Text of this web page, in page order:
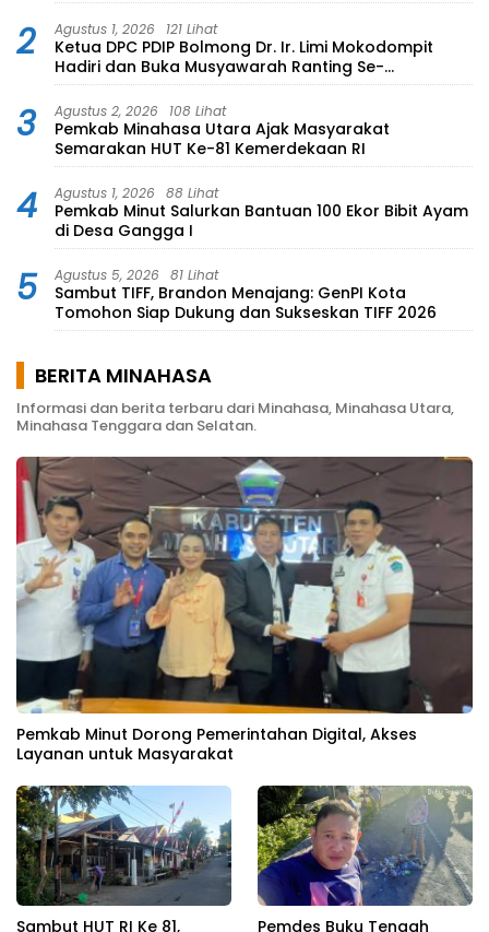
2 Agustus 1, 2026 121 Lihat
Ketua DPC PDIP Bolmong Dr. Ir. Limi Mokodompit
Hadiri dan Buka Musyawarah Ranting Se-
Kecamatan Lolayan
3 Agustus 2, 2026 108 Lihat
Pemkab Minahasa Utara Ajak Masyarakat
Semarakan HUT Ke-81 Kemerdekaan RI
4 Agustus 1, 2026 88 Lihat
Pemkab Minut Salurkan Bantuan 100 Ekor Bibit Ayam
di Desa Gangga I
5 Agustus 5, 2026 81 Lihat
Sambut TIFF, Brandon Menajang: ​GenPI Kota
Tomohon Siap Dukung dan Sukseskan TIFF 2026
BERITA MINAHASA
Informasi dan berita terbaru dari Minahasa, Minahasa Utara,
Minahasa Tenggara dan Selatan.
Pemkab Minut Dorong Pemerintahan Digital, Akses
Layanan untuk Masyarakat
Sambut HUT RI Ke 81, Pemdes Buku Tengah